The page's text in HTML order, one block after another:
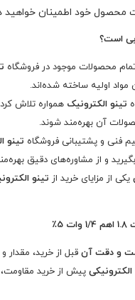
محصول خود اطمینان
است؟
محصولات موجود در فروشگاه
مواد اولیه ساخته شده‌اند.
تینو الکترونیک همواره تلاش
آن بهره‌مند شوند.
فنی و پشتیبانی فروشگاه تینو
و از مشاوره‌های دقیق
یکی از مزایای خرید از تینو
و دقت آن قبل از خرید،